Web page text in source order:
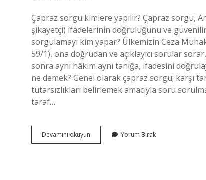
Çapraz sorgu kimlere yapılır? Çapraz sorgu,
şikayetçi) ifadelerinin doğruluğunu ve
sorgulamayı kim yapar? Ülkemizin Ceza
59/1), ona doğrudan ve açıklayıcı sorular
sonra aynı hâkim aynı tanığa, ifadesini
ne demek? Genel olarak çapraz sorgu; karşı
tutarsızlıkları belirlemek amacıyla soru
taraf…
Devamını okuyun
Sorgu
Yorum Bırak